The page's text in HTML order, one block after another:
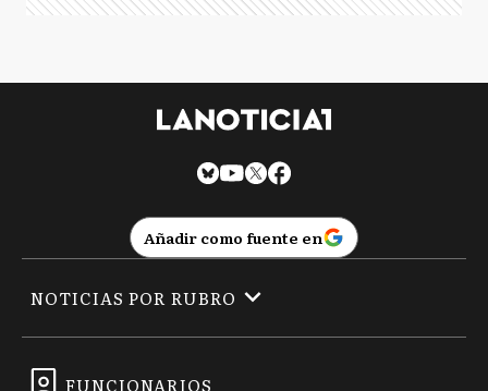
Añadir como fuente en
FUNCIONARIOS
NOTICIAS POR RUBRO